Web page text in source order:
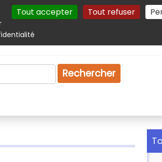
Tout accepter Tout refuser
Autres services Plan du site Gestion des
Droit
Rechercher